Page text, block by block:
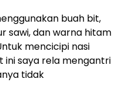
buah bit,
sawi, dan warna hitam
mencicipi nasi
ini saya rela mengantri
tidak